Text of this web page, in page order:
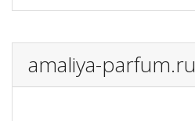
amaliya-parfum.ru